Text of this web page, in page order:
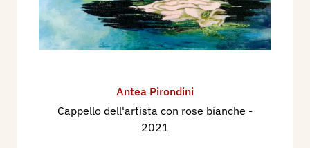
Antea Pirondini
Cappello dell'artista con rose bianche -
2021